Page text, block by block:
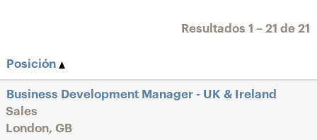
Resultados 1 – 21 de 21
Posición
Business Development Manager - UK & Ireland
Sales
London, GB